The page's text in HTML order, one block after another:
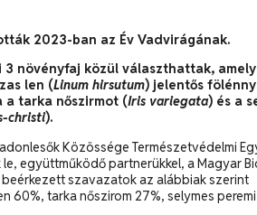
2023-ban az Év Vadvirágának.
3 növényfaj közül választhattak, amely
len (Linum hirsutum) jelentős
a tarka nőszirmot (Iris variegata) és a
christi).
Közössége Természetvédelmi
együttműködő partnerükkel, a Magyar
szavazatok az alábbiak szerint
60%, tarka nőszirom 27%, selymes